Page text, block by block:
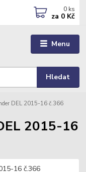
Menu
Hledat
0 ks
za 0 Kč
DEL 2015-16 č.366
2015-16